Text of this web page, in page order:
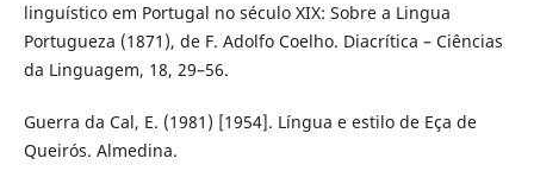
linguístico em Portugal no século XIX: Sobre a Lingua
Portugueza (1871), de F. Adolfo Coelho. Diacrítica – Ciências
da Linguagem, 18, 29–56.
Guerra da Cal, E. (1981) [1954]. Língua e estilo de Eça de
Queirós. Almedina.